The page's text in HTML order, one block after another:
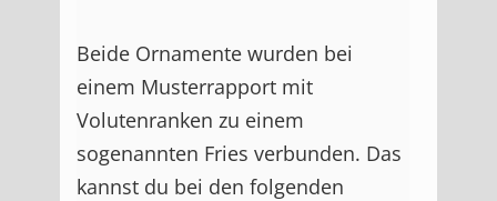
Beide Ornamente wurden bei
einem Musterrapport mit
Volutenranken zu einem
sogenannten Fries verbunden. Das
kannst du bei den folgenden